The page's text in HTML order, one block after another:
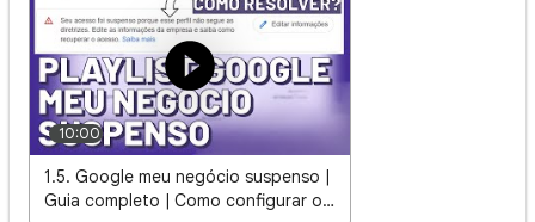
10:00
1.5. Google meu negócio suspenso |
Guia completo | Como configurar o